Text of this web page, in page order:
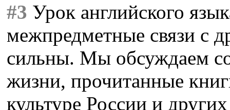
#3 Урок английского
межпредметные связи с
сильны. Мы обсуждаем
жизни, прочитанные
культуре России и